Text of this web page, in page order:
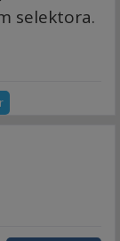
selektora.